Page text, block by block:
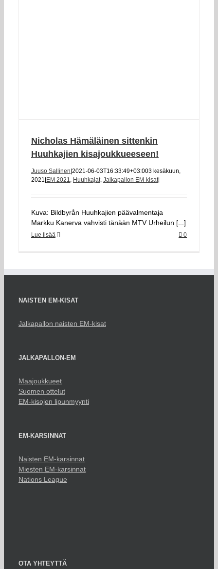
Nicholas Hämäläinen sittenkin
Huuhkajien kisajoukkueeseen!
Juuso Sallinen 2021-06-03T16:33:49+03:003 kesäkuun,
2021 EM 2021, Huuhkajat, Jalkapallon EM-kisat|
Kuva: Bildbyrån Huuhkajien päävalmentaja
Markku Kanerva vahvisti tänään MTV Urheilun [...]
Lue lisää 0
NAISTEN EM-KISAT
Jalkapallon naisten EM-kisat
JALKAPALLON-EM
Maajoukkueet
Suomen ottelut
EM-kisojen lipunmyynti
EM-KARSINNAT
Naisten EM-karsinnat
Miesten EM-karsinnat
Nations League
OTA YHTEYTTÄ